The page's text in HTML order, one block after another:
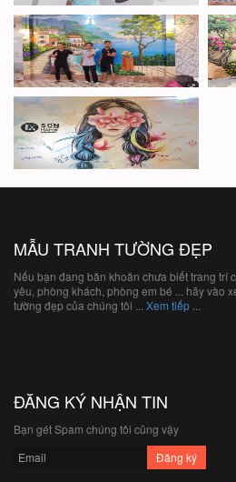
MẪU TRANH TƯỜNG ĐẸP
Nếu bạn đang băn khoăn chưa biết trang trí
yêu, phòng khách, phòng em bé ... hãy vào
tường đẹp của chúng tôi ... Xem tiếp ...
ĐĂNG KÝ NHẬN TIN
Bạn gét Spam chúng tôi cũng vậy